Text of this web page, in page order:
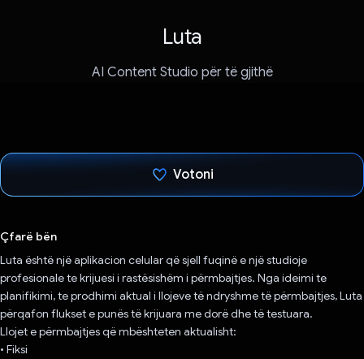
Luta
AI Content Studio për të gjithë
Votoni
Çfarë bën
Luta është një aplikacion celular që sjell fuqinë e një studioje
profesionale te krijuesi i rastësishëm i përmbajtjes. Nga ideimi te
planifikimi, te prodhimi aktual i llojeve të ndryshme të përmbajtjes, Luta
përqafon flukset e punës të krijuara me dorë dhe të testuara.
Llojet e përmbajtjes që mbështeten aktualisht:
• Fiksi